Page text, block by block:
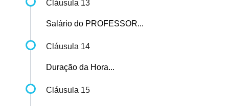
Cláusula 13
Salário do PROFESSOR...
Cláusula 14
Duração da Hora...
Cláusula 15